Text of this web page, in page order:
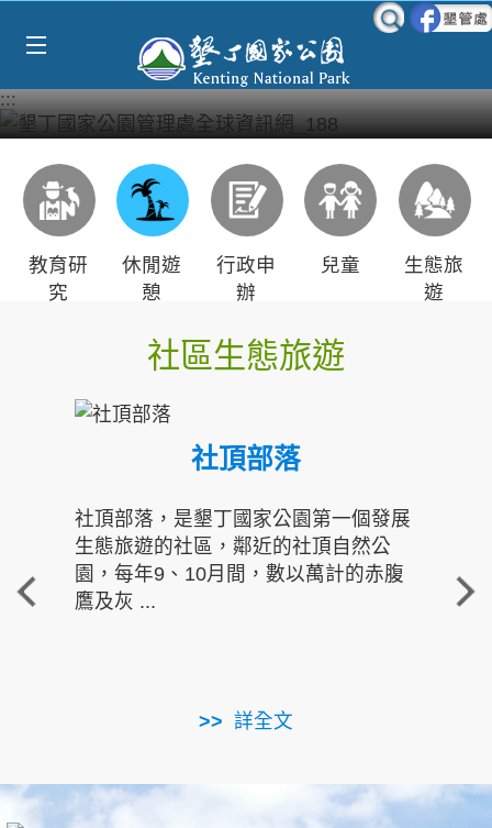
:::
教育研
究
休閒遊
憩
行政申
辦
兒童
生態旅
遊
社區生態旅遊
社頂部落
社頂部落，是墾丁國家公園第一個發展
生態旅遊的社區，鄰近的社頂自然公
園，每年9、10月間，數以萬計的赤腹
鷹及灰 ...
詳全文
重
走進